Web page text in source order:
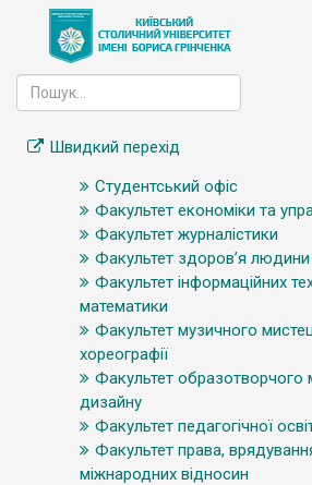
Швидкий перехід
Студентський офіс
Факультет економіки та
Факультет журналістики
Факультет здоров’я людини
Факультет інформаційних
математики
Факультет музичного
хореографії
Факультет образотворчого
дизайну
Факультет педагогічної
Факультет права,
міжнародних відносин